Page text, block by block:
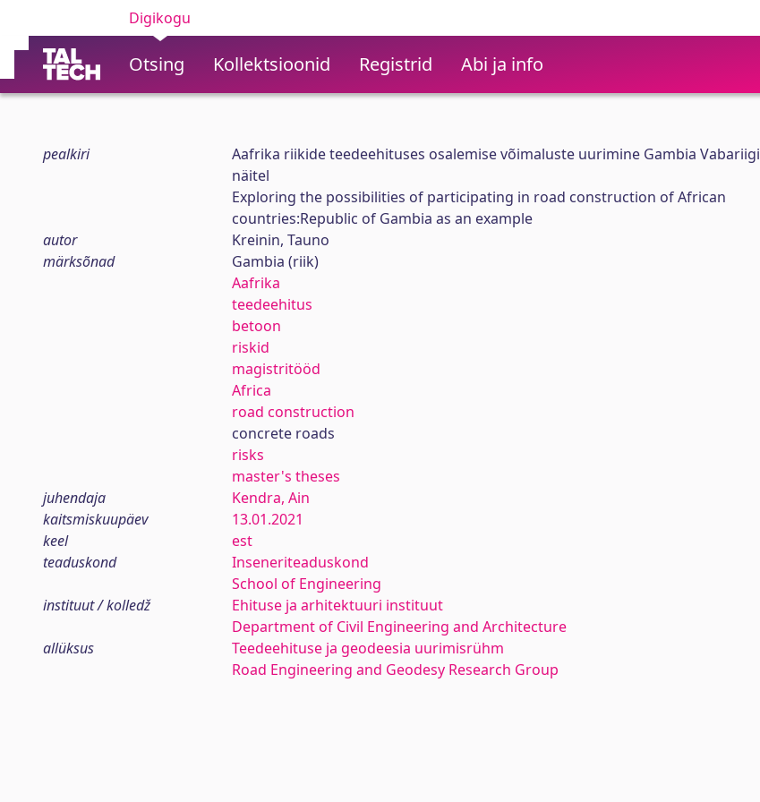
Digikogu
Otsing Kollektsioonid Registrid Abi ja info
pealkiri
Aafrika riikide teedeehituses osalemise võimaluste uurimine Gambia Vabariigi
näitel
Exploring the possibilities of participating in road construction of African
countries:Republic of Gambia as an example
autor
Kreinin, Tauno
märksõnad
Gambia (riik)
Aafrika
teedeehitus
betoon
riskid
magistritööd
Africa
road construction
concrete roads
risks
master's theses
juhendaja
Kendra, Ain
kaitsmiskuupäev
13.01.2021
keel
est
teaduskond
Inseneriteaduskond
School of Engineering
instituut / kolledž
Ehituse ja arhitektuuri instituut
Department of Civil Engineering and Architecture
allüksus
Teedeehituse ja geodeesia uurimisrühm
Road Engineering and Geodesy Research Group